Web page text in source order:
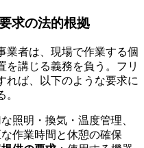
求の法的根拠
業者は、現場で作業する個
を講じる義務を負う。フリ
れば、以下のような要求に
な照明・換気・温度管理、
作業時間と休憩の確保